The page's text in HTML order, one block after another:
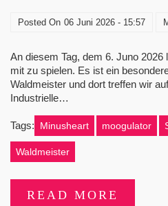
Posted On 06 Juni 2026 - 15:57
An diesem Tag, dem 6. Juno
mit zu spielen. Es ist ein
Waldmeister und dort treffen wir
Industrielle…
Tags: Minusheart moogulator
Waldmeister
READ MORE